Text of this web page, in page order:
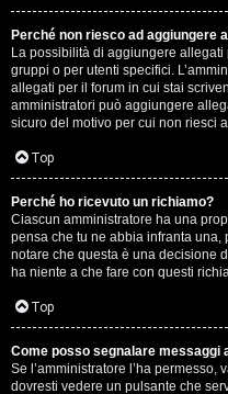
Perché non riesco ad aggiungere
La possibilità di aggiungere
gruppi o per utenti specifici.
allegati per il forum in cui stai
amministratori può aggiungere
sicuro del motivo per cui non riesci
Top
Perché ho ricevuto un richiamo?
Ciascun amministratore ha una
pensa che tu ne abbia infranta
notare che questa è una decisione
ha niente a che fare con questi
Top
Come posso segnalare messaggi
Se l’amministratore l’ha
dovresti vedere un pulsante che
R
e
s
o
c
o
n
t
i
S